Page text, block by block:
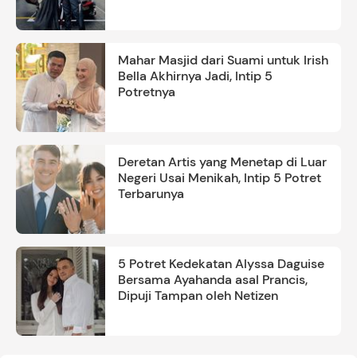
Mahar Masjid dari Suami untuk Irish
Bella Akhirnya Jadi, Intip 5
Potretnya
Deretan Artis yang Menetap di Luar
Negeri Usai Menikah, Intip 5 Potret
Terbarunya
5 Potret Kedekatan Alyssa Daguise
Bersama Ayahanda asal Prancis,
Dipuji Tampan oleh Netizen